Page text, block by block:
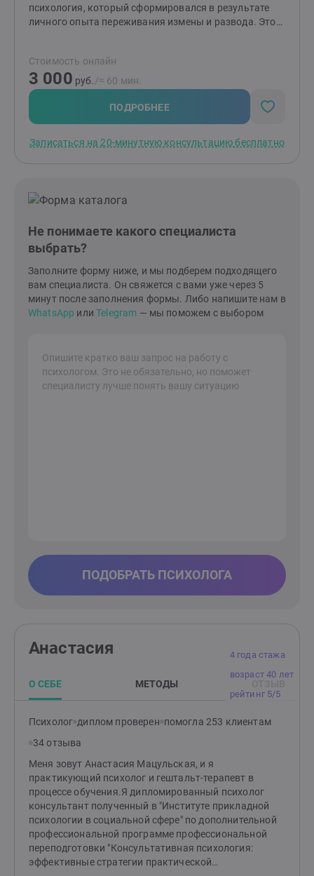
психология, который сформировался в результате
личного опыта переживания измены и развода. Этот
отношений, а также заглянуть в «формулу»
любви.Помимо этого, я помогаю людям справляться
с посттравматическим стрессовым расстройством
(ПТСР), неопределенностью в жизни и повышенной
тревожностью, низкой самооценкой. Я понимаю, как
отношения с окружающими. Также я работаю с
находим способы управления эмоциями и
реакциями.Сегодня я опираюсь как на накопленные
опыт, чтобы помочь людям справиться со
сложностями в себе, в отношениях с партнером или
в семейной жизни и в вашем внутреннем
мире.Давайте сделаем это вместе!Я здесь, чтобы
поддержать вас на вашем пути к лучшей жизни.
Стоимость онлайн
3 000 руб. /≈ 60 мин.
ПОДРОБНЕЕ
Записаться на 20-минутную консультацию бесплатно
Не понимаете какого специалиста
выбрать?
Заполните форму ниже, и мы подберем подходящего
вам специалиста. Он свяжется с вами уже через 5
минут после заполнения формы. Либо напишите нам в
WhatsApp илиTelegram — мы поможем с выбором
ПОДОБРАТЬ ПСИХОЛОГА
4 года стажа
возраст 40 лет
рейтинг 5/5
Анастасия
О СЕБЕ МЕТОДЫ
Психолог диплом проверен помогла 253 клиентам
34 отзыва
Меня зовут Анастасия Мацульская, и я
практикующий психолог и гештальт-терапевт в
процессе обучения.Я дипломированный психолог
консультант полученный в "Институте прикладной
психологии в социальной сфере" по дополнительной
профессиональной программе профессиональной
переподготовки "Консультативная психология:
эффективные стратегии практической